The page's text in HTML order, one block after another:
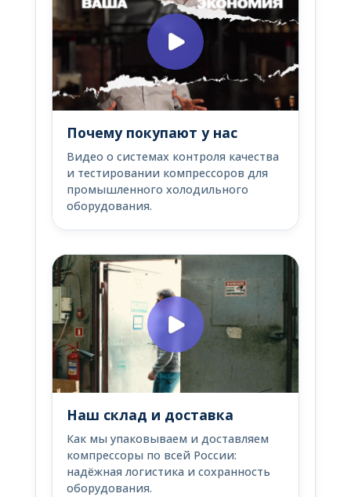
Почему покупают у нас
Видео о системах контроля качества
и тестировании компрессоров для
промышленного холодильного
оборудования.
Наш склад и доставка
Как мы упаковываем и доставляем
компрессоры по всей России:
надёжная логистика и сохранность
оборудования.